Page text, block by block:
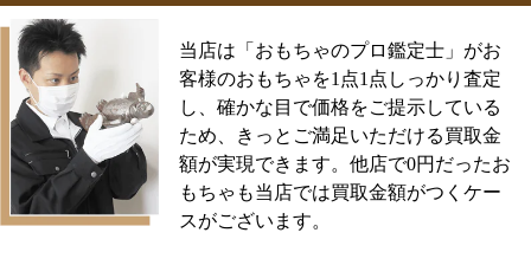
当店は「おもちゃのプロ鑑定士」がお
客様のおもちゃを1点1点しっかり査定
し、確かな目で価格をご提示している
ため、きっとご満足いただける買取金
額が実現できます。他店で0円だったお
もちゃも当店では買取金額がつくケー
スがございます。